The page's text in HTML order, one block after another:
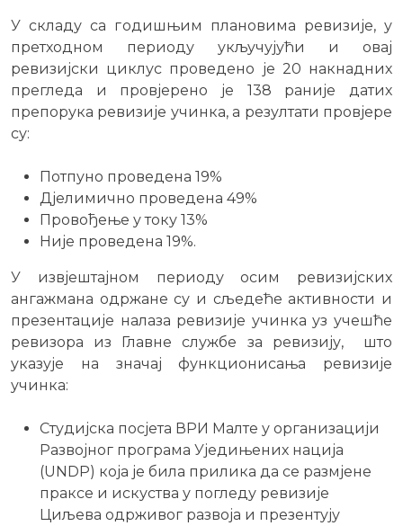
У складу са годишњим плановима ревизије, у
претходном периоду укључујући и овај
ревизијски циклус проведено је 20 накнадних
прегледа и провјерено је 138 раније датих
препорука ревизије учинка, а резултати провјере
су:
Потпуно проведена 19%
Дјелимично проведена 49%
Провођење у току 13%
Није проведена 19%.
У извјештајном периоду осим ревизијских
ангажмана одржане су и сљедеће активности и
презентације налаза ревизије учинка уз учешће
ревизора из Главне службе за ревизију, што
указује на значај функционисања ревизије
учинка:
Студијска посјета ВРИ Малте у организацији
Развојног програма Уједињених нација
(UNDP) која је била прилика да се размјене
праксе и искуства у погледу ревизије
Циљева одрживог развоја и презентују